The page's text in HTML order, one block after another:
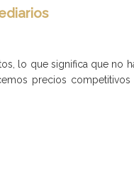
lo que significa que no
precios